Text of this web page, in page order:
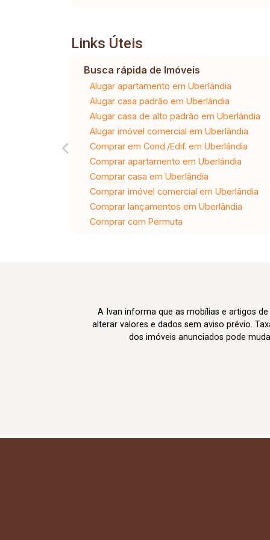
Links Úteis
Busca rápida de Imóveis
Alugar apartamento em Uberlândia
Alugar casa padrão em Uberlândia
Alugar casa de alto padrão em Uberlândia
Alugar imóvel comercial em Uberlândia
Comprar em Cond./Edif. em Uberlândia
Comprar apartamento em Uberlândia
Comprar casa em Uberlândia
Comprar imóvel comercial em Uberlândia
Comprar lançamentos em Uberlândia
Comprar com Permuta
A Ivan informa que as mobílias e artigos
alterar valores e dados sem aviso prévio.
dos imóveis anunciados pode